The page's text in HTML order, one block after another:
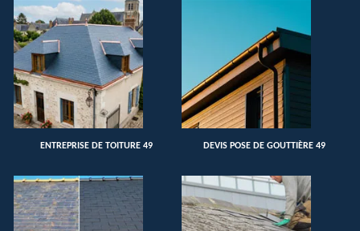
ENTREPRISE DE TOITURE 49 DEVIS POSE DE GOUTTIÈRE 49